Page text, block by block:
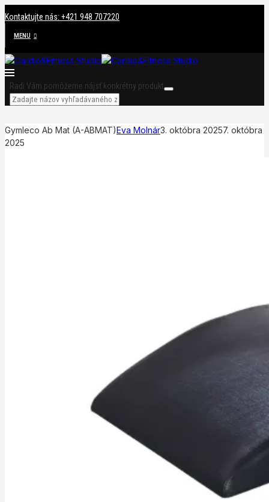
Kontaktujte nás: +421 948 707220
MENU
Radi Vám pomôžeme nájsť konkrétny produkt
Gymleco Ab Mat (A-ABMAT)Eva Molnár3. októbra 20257. októbra
2025